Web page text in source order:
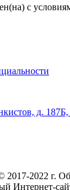
с
д.
2022 г.
Интернет-